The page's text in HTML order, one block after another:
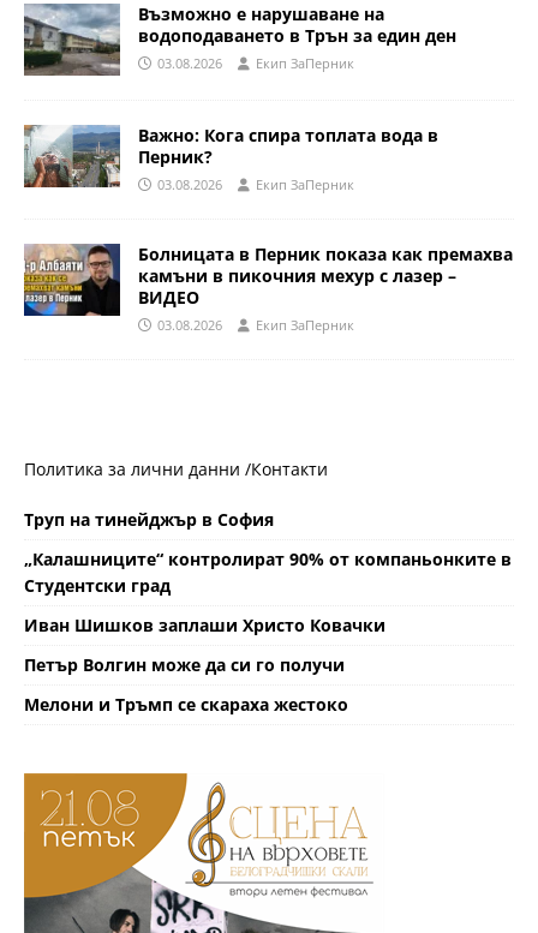
Възможно е нарушаване на
водоподаването в Трън за един ден
03.08.2026 Eкип ЗаПерник
Важно: Кога спира топлата вода в
Перник?
03.08.2026 Eкип ЗаПерник
Болницата в Перник показа как премахва
камъни в пикочния мехур с лазер –
ВИДЕО
03.08.2026 Eкип ЗаПерник
Политика за лични данни /Контакти
Труп на тинейджър в София
„Калашниците“ контролират 90% от компаньонките в
Студентски град
Иван Шишков заплаши Христо Ковачки
Петър Волгин може да си го получи
Мелони и Тръмп се скараха жестоко